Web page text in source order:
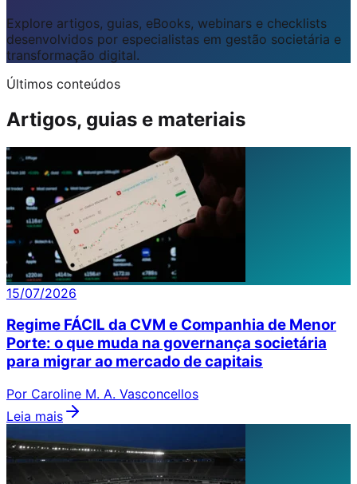
Explore artigos, guias, eBooks, webinars e checklists
desenvolvidos por especialistas em gestão societária e
transformação digital.
Últimos conteúdos
Artigos, guias e materiais
15/07/2026
Regime FÁCIL da CVM e Companhia de Menor
Porte: o que muda na governança societária
para migrar ao mercado de capitais
Por Caroline M. A. Vasconcellos
Leia mais